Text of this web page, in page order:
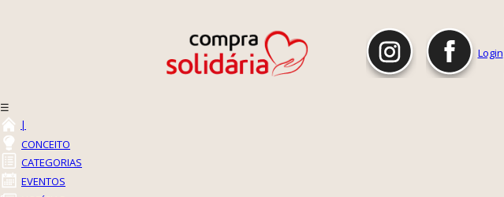
Login
☰
|
CONCEITO
CATEGORIAS
EVENTOS